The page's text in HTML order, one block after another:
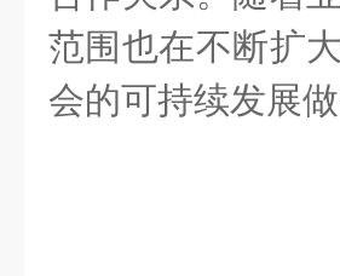
范围也在不断扩
会的可持续发展